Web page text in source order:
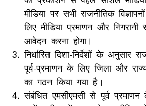
मीडिया पर सभी राजनीतिक
लिए मीडिया प्रमाणन और
आवेदन करना होगा।
निर्धारित दिशा-निर्देशों के अनुसार
पूर्व-प्रमाणन के लिए जिला और
का गठन किया गया है।
संबंधित एमसीएमसी से पूर्व प्रमाणन